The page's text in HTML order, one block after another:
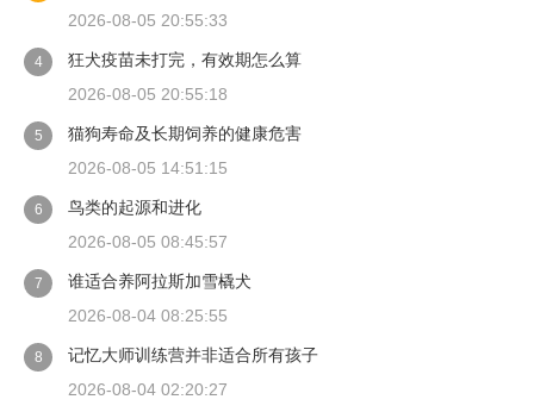
2026-08-05 20:55:33
4
狂犬疫苗未打完，有效期怎么算
2026-08-05 20:55:18
5
猫狗寿命及长期饲养的健康危害
2026-08-05 14:51:15
6
鸟类的起源和进化
2026-08-05 08:45:57
7
谁适合养阿拉斯加雪橇犬
2026-08-04 08:25:55
8
记忆大师训练营并非适合所有孩子
2026-08-04 02:20:27